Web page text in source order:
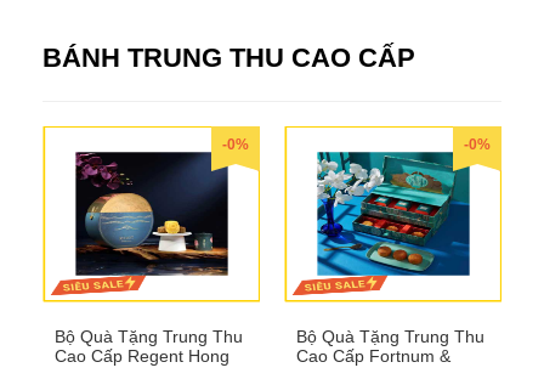
BÁNH TRUNG THU CAO CẤP
-0%
Bộ Quà Tặng Trung Thu
Cao Cấp Regent Hong
-0%
Bộ Quà Tặng Trung Thu
Cao Cấp Fortnum &